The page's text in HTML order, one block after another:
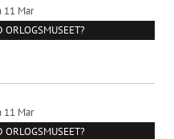
11 Mar
ORLOGSMUSEET?
11 Mar
ORLOGSMUSEET?